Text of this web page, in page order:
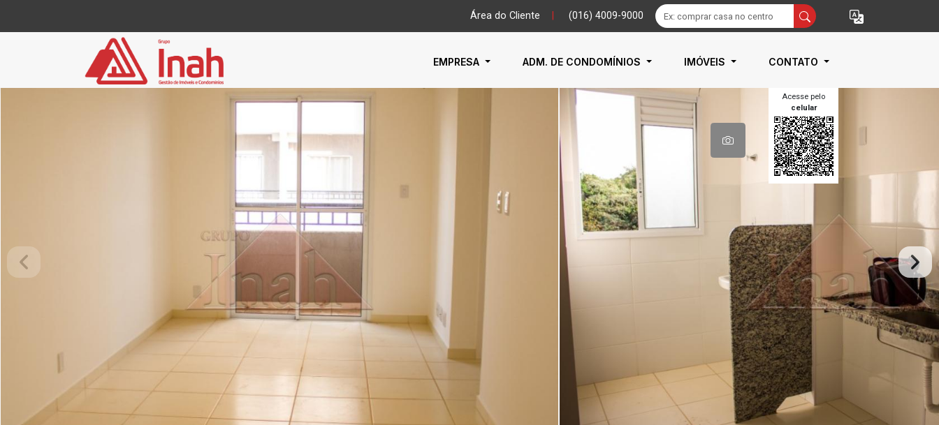
Área do Cliente (016) 4009-9000
EMPRESA ADM. DE CONDOMÍNIOS IMÓVEIS CONTATO
Acesse pelo
celular